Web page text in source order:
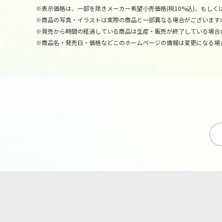
※表示価格は、一部を除きメーカー希望小売価格(税10%込)、もしく
※商品の写真・イラストは実際の商品と一部異なる場合がございま
※発売から時間の経過している商品は生産・販売が終了している場
※商品名・発売日・価格などこのホームページの情報は変更になる